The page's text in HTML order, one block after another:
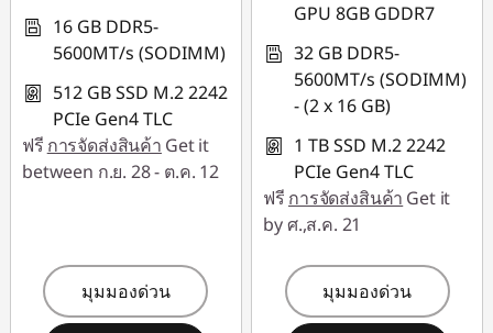
16 GB DDR5-
5600MT/s (SODIMM)
512 GB SSD M.2 2242
PCIe Gen4 TLC
ฟรี การจัดส่งสินค้า Get it
between ก.ย. 28 - ต.ค. 12
มุมมองด่วน
GPU 8GB GDDR7
32 GB DDR5-
5600MT/s (SODIMM)
- (2 x 16 GB)
1 TB SSD M.2 2242
PCIe Gen4 TLC
ฟรี การจัดส่งสินค้า Get it
by ศ.,ส.ค. 21
มุมมองด่วน